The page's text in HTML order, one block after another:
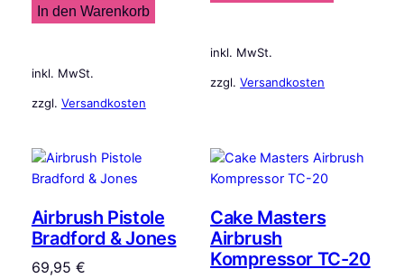
In den Warenkorb
inkl. MwSt.
zzgl. Versandkosten
inkl. MwSt.
zzgl.Versandkosten
Airbrush Pistole
Bradford & Jones
69,95 €
Cake Masters
Airbrush
Kompressor TC-20